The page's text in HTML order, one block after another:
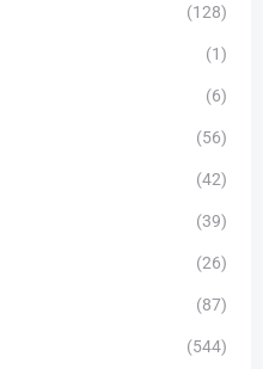
(128)
(1)
(6)
(56)
(42)
(39)
(26)
(87)
(544)